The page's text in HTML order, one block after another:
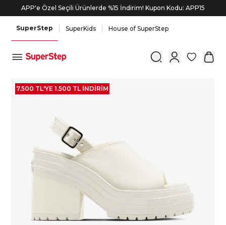
APP'e Özel Seçili Ürünlerde %15 İndirim! Kupon Kodu: APP15
SuperStep SuperKids House of SuperStep
0
7.500 TL'YE 1.500 TL İNDIRIM